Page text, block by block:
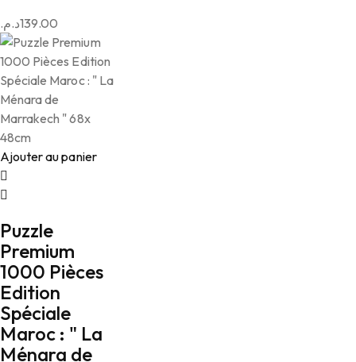
139.00د.م.
Ajouter au panier
Puzzle
Premium
1000 Pièces
Edition
Spéciale
Maroc : " La
Ménara de